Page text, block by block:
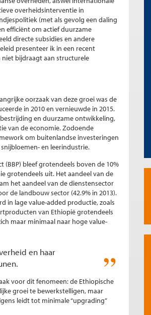
overheidsinterventie in
(met als gevolg een daling
efficiënt om actief duurzame
directe subsidies en andere
presenteer ik in een recent
niet bijdraagt aan structurele
oorzaak van deze groei was de
in 2010 en vernieuwde in 2015.
en duurzame ontwikkeling,
van de economie. Zodoende
om buitenlandse investeringen
en leerindustrie.
bleef grotendeels boven de 10%
grotendeels uit. Het aandeel van de
het aandeel van de dienstensector
de landbouw sector (42.9% in 2013).
in lage value-added productie, zoals
van Ethiopië grotendeels
maar minimaal naar hoge value-
en haar
voor dit fenomeen: de Ethiopische
groei te bewerkstelligen, maar
leidt tot minimale “upgrading”